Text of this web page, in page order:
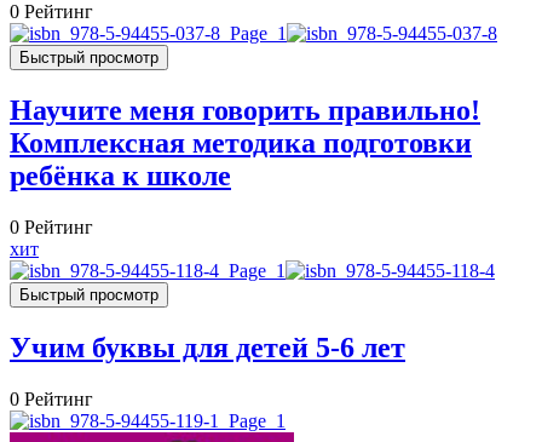
0 Рейтинг
Быстрый просмотр
Научите меня говорить правильно!
Комплексная методика подготовки
ребёнка к школе
0 Рейтинг
хит
Быстрый просмотр
Учим буквы для детей 5-6 лет
0 Рейтинг